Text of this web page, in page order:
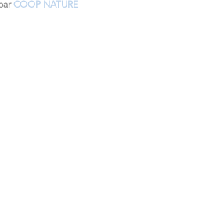
COOP NATURE